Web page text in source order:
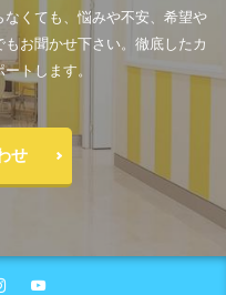
くても、悩みや不安、希望や
お聞かせ下さい。徹底したカ
トします。
せ